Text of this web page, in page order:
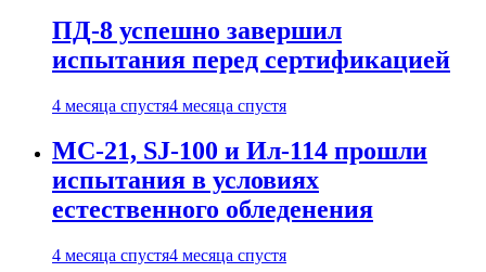
ПД-8 успешно завершил
испытания перед сертификацией
4 месяца спустя4 месяца спустя
МС-21, SJ-100 и Ил-114 прошли
испытания в условиях
естественного обледенения
4 месяца спустя4 месяца спустя